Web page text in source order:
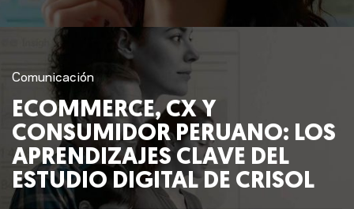
Talento
Conversemos
Comunicación
ECOMMERCE, CX Y
CONSUMIDOR PERUANO: LOS
APRENDIZAJES CLAVE DEL
ESTUDIO DIGITAL DE CRISOL